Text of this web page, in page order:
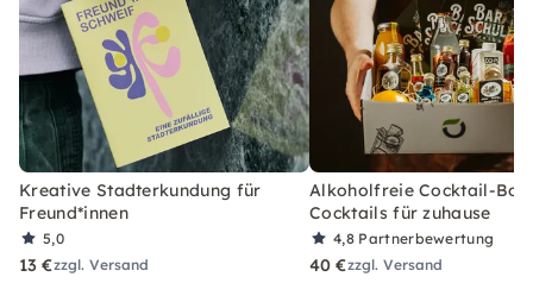
Kreative Stadterkundung für
Freund*innen
5,0
13 €zzgl. Versand
Alkoholfreie Cocktail-Box
Cocktails für zuhause
4,8 Partnerbewertung
40 €zzgl. Versand